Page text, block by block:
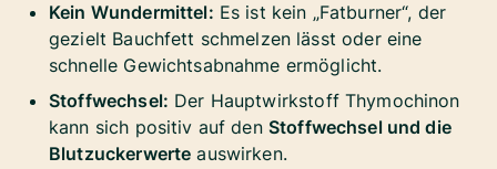
Kein Wundermittel: Es ist kein „Fatburner“, der
gezielt Bauchfett schmelzen lässt oder eine
schnelle Gewichtsabnahme ermöglicht.
Stoffwechsel: Der Hauptwirkstoff Thymochinon
kann sich positiv auf den Stoffwechsel und die
Blutzuckerwerte auswirken.